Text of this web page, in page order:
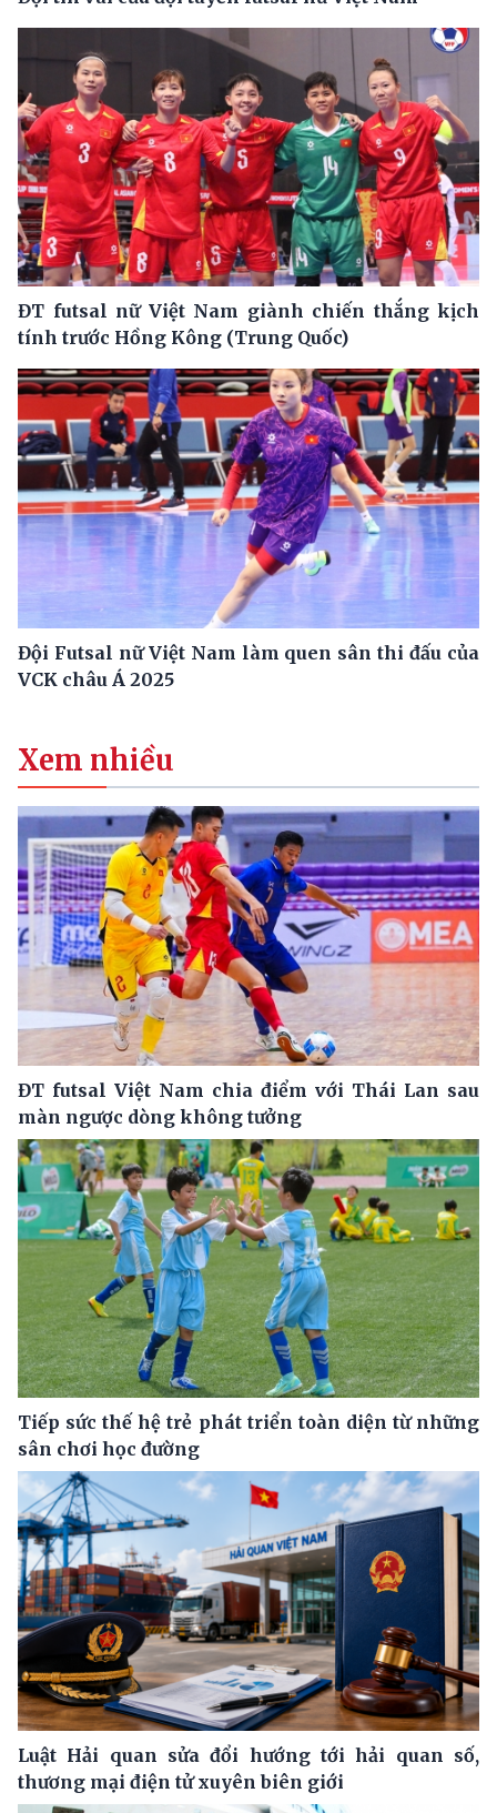
ĐT futsal nữ Việt Nam giành chiến thắng kịch
tính trước Hồng Kông (Trung Quốc)
Đội Futsal nữ Việt Nam làm quen sân thi đấu của
VCK châu Á 2025
Xem nhiều
ĐT futsal Việt Nam chia điểm với Thái Lan sau
màn ngược dòng không tưởng
Tiếp sức thế hệ trẻ phát triển toàn diện từ những
sân chơi học đường
Luật Hải quan sửa đổi hướng tới hải quan số,
thương mại điện tử xuyên biên giới